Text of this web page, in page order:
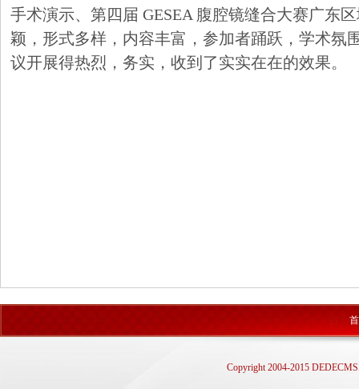
手术演示、第四届 GESEA 腹腔镜缝合大赛广东
颖，形式多样，内容丰富，参加者踊跃，学术氛
议开展得热烈，务实，收到了实实在在的效果。
Copyright 2004-2015